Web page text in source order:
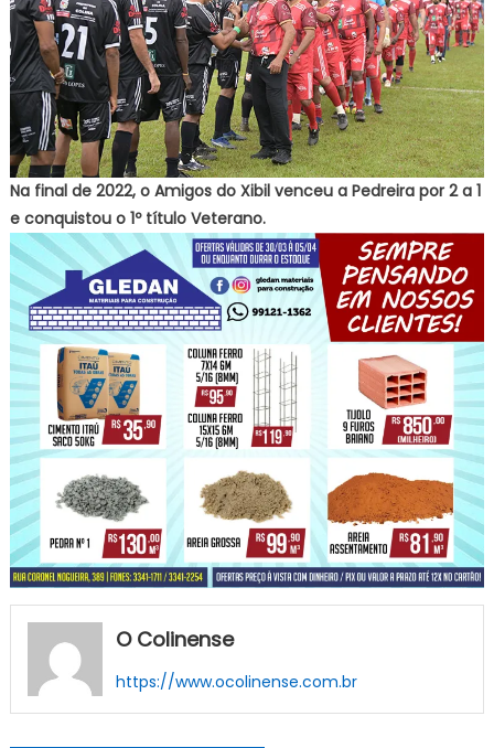
Na final de 2022, o Amigos do Xibil venceu a Pedreira por 2 a 1
e conquistou o 1º título Veterano.
O Colinense
https://www.ocolinense.com.br